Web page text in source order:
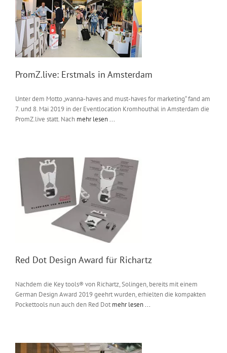
PromZ.live: Erstmals in Amsterdam
Unter dem Motto „wanna-haves and must-haves for marketing“ fand am
7. und 8. Mai 2019 in der Eventlocation Kromhouthal in Amsterdam die
PromZ.live statt. Nach mehr lesen ...
Red Dot Design Award für Richartz
Nachdem die Key tools® von Richartz, Solingen, bereits mit einem
German Design Award 2019 geehrt wurden, erhielten die kompakten
Pockettools nun auch den Red Dot mehr lesen ...